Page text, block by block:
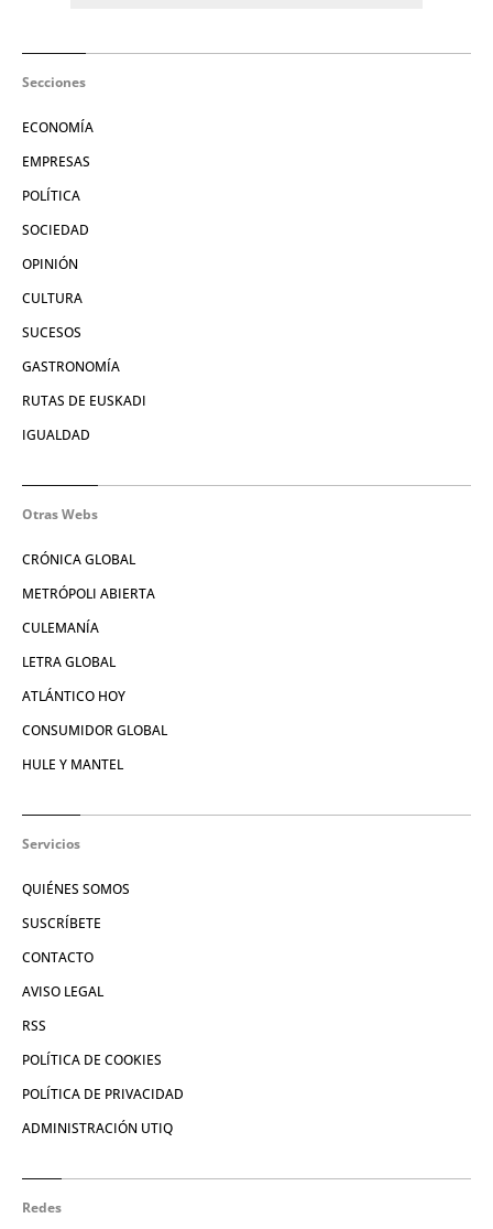
Secciones
ECONOMÍA
EMPRESAS
POLÍTICA
SOCIEDAD
OPINIÓN
CULTURA
SUCESOS
GASTRONOMÍA
RUTAS DE EUSKADI
IGUALDAD
Otras Webs
CRÓNICA GLOBAL
METRÓPOLI ABIERTA
CULEMANÍA
LETRA GLOBAL
ATLÁNTICO HOY
CONSUMIDOR GLOBAL
HULE Y MANTEL
Servicios
QUIÉNES SOMOS
SUSCRÍBETE
CONTACTO
AVISO LEGAL
RSS
POLÍTICA DE COOKIES
POLÍTICA DE PRIVACIDAD
ADMINISTRACIÓN UTIQ
Redes